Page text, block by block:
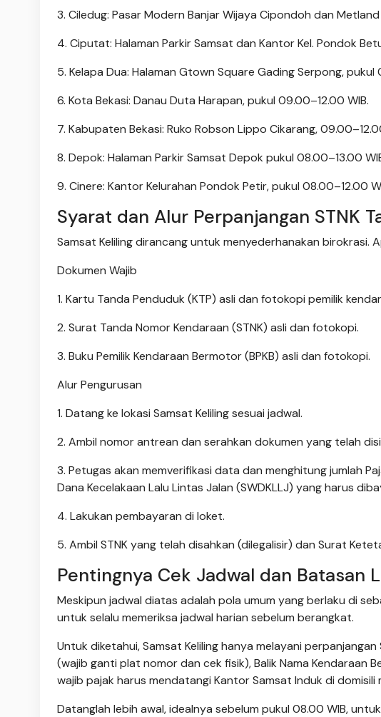
3. Ciledug: Pasar Modern Banjar Wijaya Cipondoh dan
4. Ciputat: Halaman Parkir Samsat dan Kantor Kel. Pondok
5. Kelapa Dua: Halaman Gtown Square Gading Serpong, pukul
6. Kota Bekasi: Danau Duta Harapan, pukul 09.00–12.00 WIB.
7. Kabupaten Bekasi: Ruko Robson Lippo Cikarang,
8. Depok: Halaman Parkir Samsat Depok pukul 08.00–13.00
9. Cinere: Kantor Kelurahan Pondok Petir, pukul 08.00–12.00
Syarat dan Alur Perpanjangan STNK
Samsat Keliling dirancang untuk menyederhanakan birokrasi.
Dokumen Wajib
1. Kartu Tanda Penduduk (KTP) asli dan fotokopi pemilik
2. Surat Tanda Nomor Kendaraan (STNK) asli dan fotokopi.
3. Buku Pemilik Kendaraan Bermotor (BPKB) asli dan fotokopi.
Alur Pengurusan
1. Datang ke lokasi Samsat Keliling sesuai jadwal.
2. Ambil nomor antrean dan serahkan dokumen yang telah
3. Petugas akan memverifikasi data dan menghitung jumlah
Dana Kecelakaan Lalu Lintas Jalan (SWDKLLJ) yang harus
4. Lakukan pembayaran di loket.
5. Ambil STNK yang telah disahkan (dilegalisir) dan Surat
Pentingnya Cek Jadwal dan Batasan
Meskipun jadwal diatas adalah pola umum yang berlaku di
untuk selalu memeriksa jadwal harian sebelum berangkat.
Untuk diketahui, Samsat Keliling hanya melayani
(wajib ganti plat nomor dan cek fisik), Balik Nama Kendaraan
wajib pajak harus mendatangi Kantor Samsat Induk di domisili
Datanglah lebih awal, idealnya sebelum pukul 08.00 WIB,